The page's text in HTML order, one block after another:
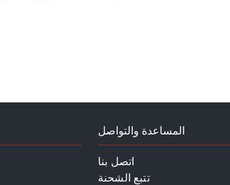
المساعدة والتواصل
اتصل بنا
تتبع الشحنة